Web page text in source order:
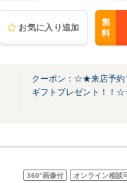
お気に入り追加
無
料
クーポン：☆★来店予約
ギフトプレゼント！！
360°画像付 オンライン相談